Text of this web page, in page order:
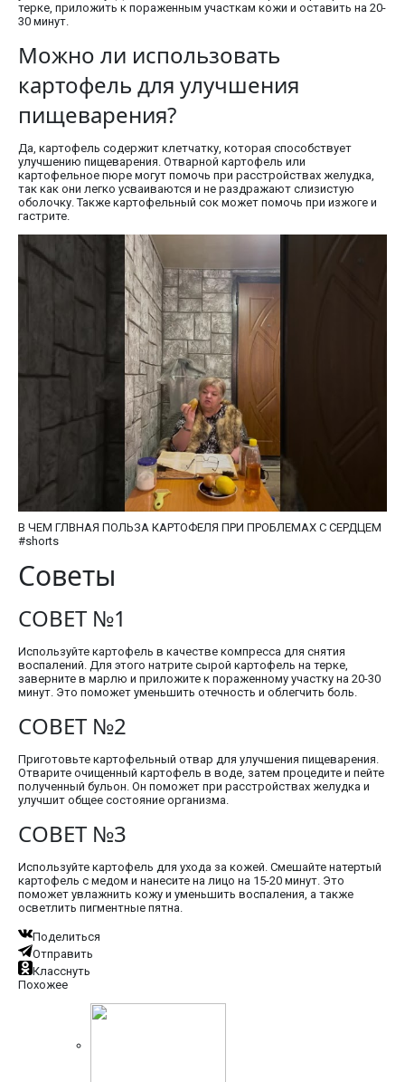
терке, приложить к пораженным участкам кожи и оставить на 20-
30 минут.
Можно ли использовать
картофель для улучшения
пищеварения?
Да, картофель содержит клетчатку, которая способствует
улучшению пищеварения. Отварной картофель или
картофельное пюре могут помочь при расстройствах желудка,
так как они легко усваиваются и не раздражают слизистую
оболочку. Также картофельный сок может помочь при изжоге и
гастрите.
В ЧЕМ ГЛВНАЯ ПОЛЬЗА КАРТОФЕЛЯ ПРИ ПРОБЛЕМАХ С СЕРДЦЕМ
#shorts
Советы
СОВЕТ №1
Используйте картофель в качестве компресса для снятия
воспалений. Для этого натрите сырой картофель на терке,
заверните в марлю и приложите к пораженному участку на 20-30
минут. Это поможет уменьшить отечность и облегчить боль.
СОВЕТ №2
Приготовьте картофельный отвар для улучшения пищеварения.
Отварите очищенный картофель в воде, затем процедите и пейте
полученный бульон. Он поможет при расстройствах желудка и
улучшит общее состояние организма.
СОВЕТ №3
Используйте картофель для ухода за кожей. Смешайте натертый
картофель с медом и нанесите на лицо на 15-20 минут. Это
поможет увлажнить кожу и уменьшить воспаления, а также
осветлить пигментные пятна.
Поделиться
Отправить
Класснуть
Похожее